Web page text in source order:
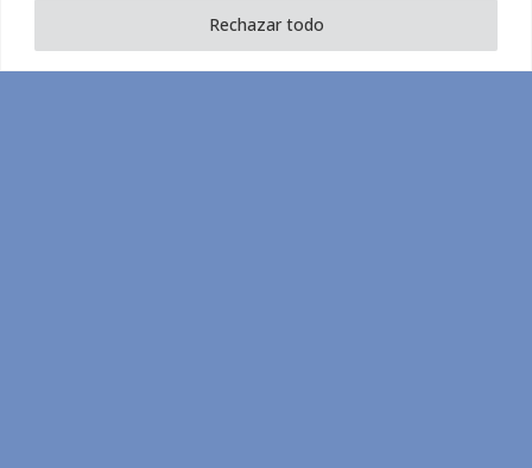
Rechazar todo
para una plaza a jornada parcial de
30 horas, en horario de tardes.